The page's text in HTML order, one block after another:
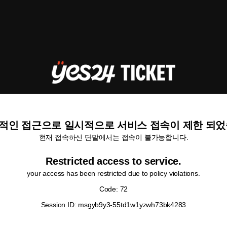
인 접근으로 일시적으로 서비스 접속이 제한 되
현재 접속하신 단말에서는 접속이 불가능합니다.
Restricted access to service.
your access has been restricted due to policy violations.
Code: 72
Session ID: msgyb9y3-55td1w1yzwh73bk4283